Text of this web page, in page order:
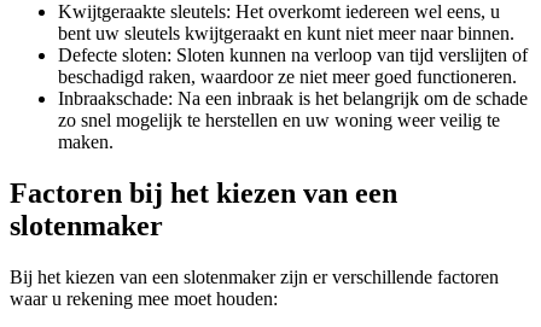
Kwijtgeraakte sleutels: Het overkomt iedereen wel eens, u
bent uw sleutels kwijtgeraakt en kunt niet meer naar binnen.
Defecte sloten: Sloten kunnen na verloop van tijd verslijten of
beschadigd raken, waardoor ze niet meer goed functioneren.
Inbraakschade: Na een inbraak is het belangrijk om de schade
zo snel mogelijk te herstellen en uw woning weer veilig te
maken.
Factoren bij het kiezen van een
slotenmaker
Bij het kiezen van een slotenmaker zijn er verschillende factoren
waar u rekening mee moet houden: